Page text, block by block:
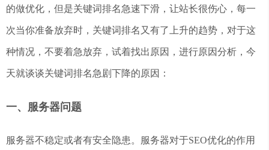
的做优化，但是关键词排名急速下滑，让站长很伤心，每一
次当你准备放弃时，关键词排名又有了上升的趋势，对于这
种情况，不要着急放弃，试着找出原因，进行原因分析，今
天就谈谈关键词排名急剧下降的原因：
一、服务器问题
服务器不稳定或者有安全隐患。服务器对于SEO优化的作用